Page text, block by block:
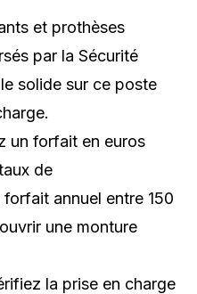
et prothèses
par la Sécurité
solide sur ce poste
un forfait en euros
de
annuel entre 150
une monture
la prise en charge